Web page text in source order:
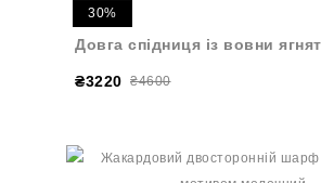
30%
Довга спідниця із вовни
₴3220 ₴4600